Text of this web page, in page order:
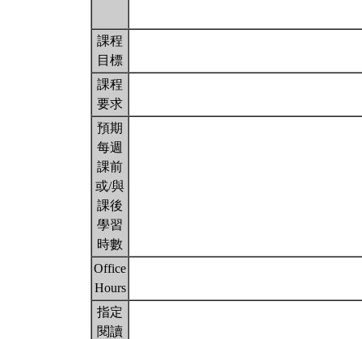
課程
目標
課程
要求
預期
每週
課前
或/與
課後
學習
時數
Office
Hours
指定
閱讀